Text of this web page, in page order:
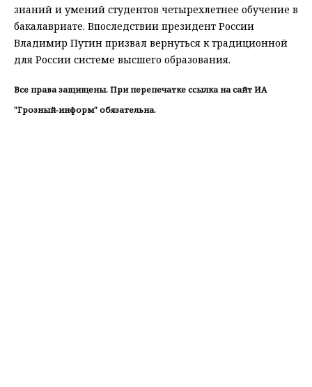
знаний и умений студентов четырехлетнее обучение в
бакалавриате. Впоследствии президент России
Владимир Путин призвал вернуться к традиционной
для России системе высшего образования.
Все права защищены. При перепечатке ссылка на сайт ИА
"Грозный-информ" обязательна.